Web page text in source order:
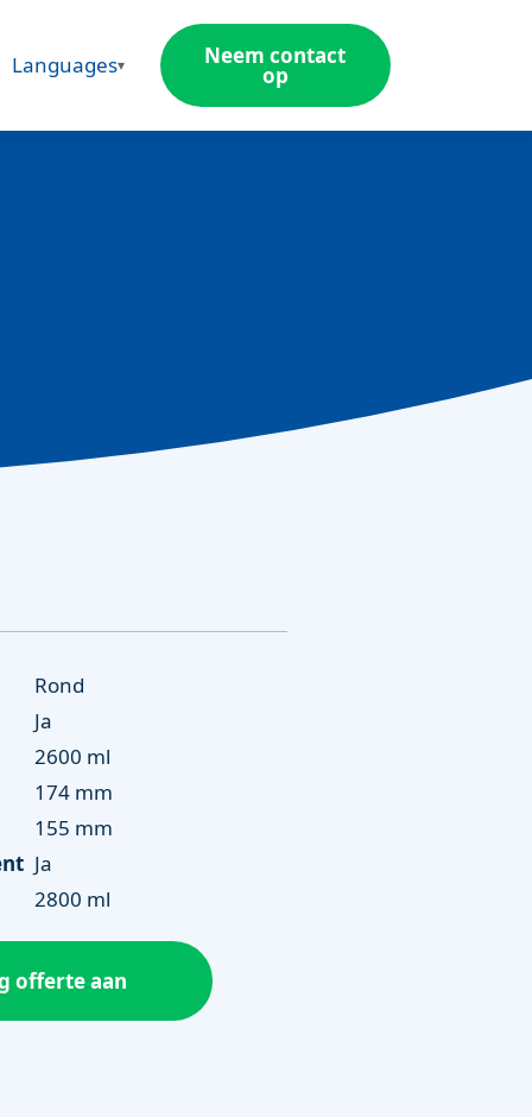
Languages Neem contact
op
Rond
Ja
2600 ml
174 mm
155 mm
Ja
2800 ml
offerte aan